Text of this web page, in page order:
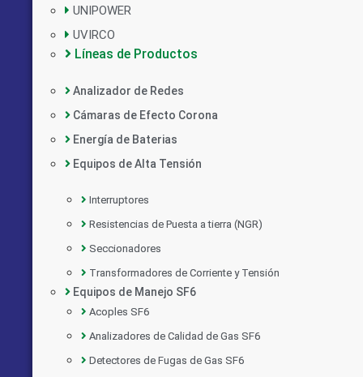
UNIPOWER
UVIRCO
Líneas de Productos
Analizador de Redes
Cámaras de Efecto Corona
Energía de Baterias
Equipos de Alta Tensión
Interruptores
Resistencias de Puesta a tierra (NGR)
Seccionadores
Transformadores de Corriente y Tensión
Equipos de Manejo SF6
Acoples SF6
Analizadores de Calidad de Gas SF6
Detectores de Fugas de Gas SF6